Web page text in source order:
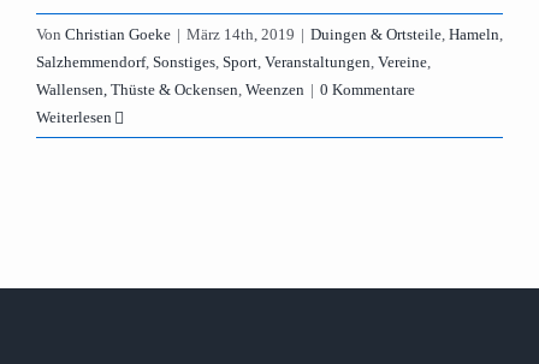
Von Christian Goeke | März 14th, 2019 | Duingen & Ortsteile, Hameln,
Salzhemmendorf, Sonstiges, Sport, Veranstaltungen, Vereine,
Wallensen, Thüste & Ockensen, Weenzen | 0 Kommentare
Weiterlesen